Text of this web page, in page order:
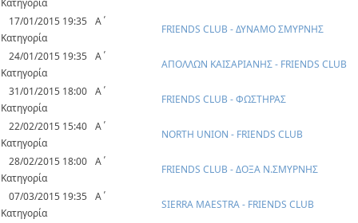
Κατηγορία
17/01/2015 19:35 Α΄
Κατηγορία
FRIENDS CLUB - ΔΥΝΑΜΟ ΣΜΥΡΝΗΣ
24/01/2015 19:35 Α΄
Κατηγορία
ΑΠΟΛΛΩΝ ΚΑΙΣΑΡΙΑΝΗΣ - FRIENDS CLUB
31/01/2015 18:00 Α΄
Κατηγορία
FRIENDS CLUB - ΦΩΣΤΗΡΑΣ
22/02/2015 15:40 Α΄
Κατηγορία
NORTH UNION - FRIENDS CLUB
28/02/2015 18:00 Α΄
Κατηγορία
FRIENDS CLUB - ΔΟΞΑ Ν.ΣΜΥΡΝΗΣ
07/03/2015 19:35 Α΄
Κατηγορία
SIERRA MAESTRA - FRIENDS CLUB